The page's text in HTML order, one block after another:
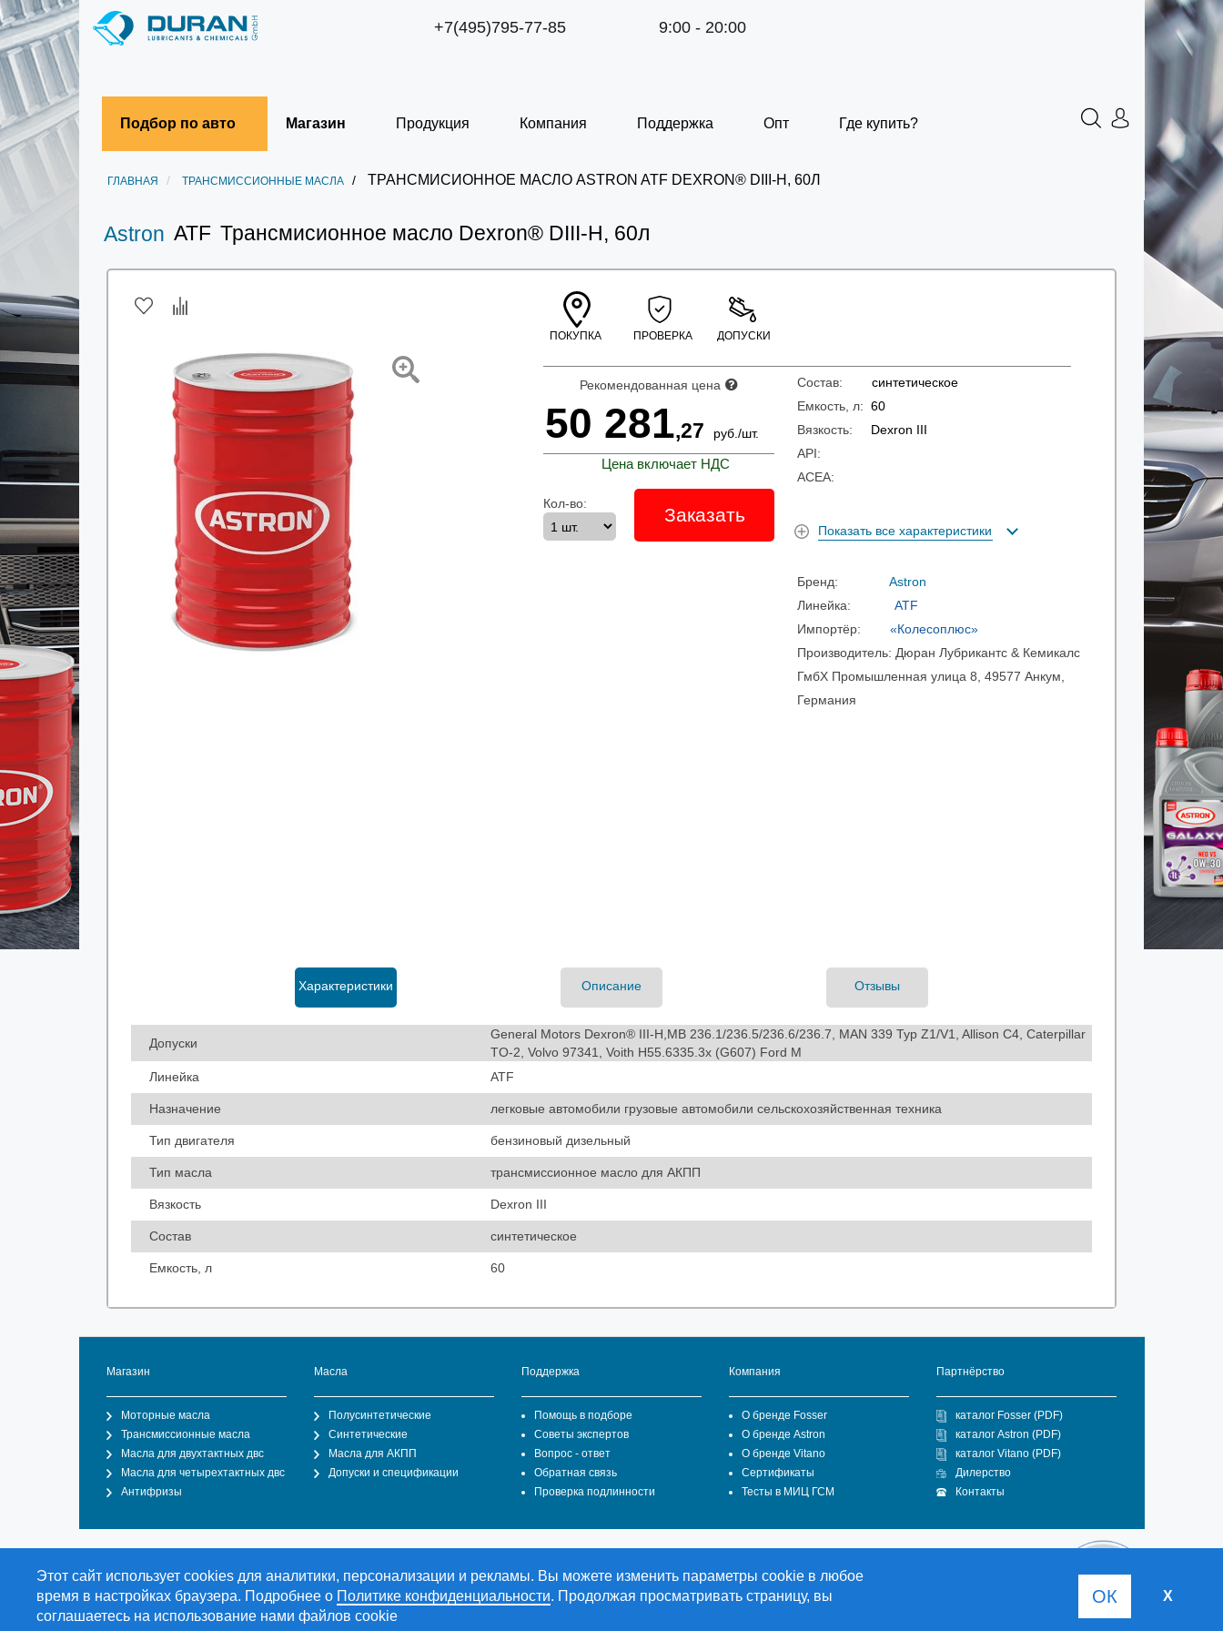
+7(495)795-77-85 9:00 - 20:00
Подбор по авто Магазин Продукция Компания Поддержка Опт Где купить?
ГЛАВНАЯ ТРАНСМИССИОННЫЕ МАСЛА ТРАНСМИСИОННОЕ МАСЛО ASTRON ATF DEXRON® DIII-H, 60Л
Astron ATF Трансмисионное масло Dexron® DIII-H, 60л
ПОКУПКА ПРОВЕРКА ДОПУСКИ
Рекомендованная цена
50 281,27 руб./шт.
Цена включает НДС
Кол-во:
Заказать
Состав:синтетическое
Емкость, л:60
Вязкость: Dexron III
API:
ACEA:
Бренд:Astron
Линейка:ATF
Импортёр:«Колесоплюс»
Производитель:Дюран Лубрикантс & Кемикалс
ГмбХ Промышленная улица 8, 49577 Анкум,
Германия
Показать все характеристики
Характеристики Описание Отзывы
Допуски
General Motors Dexron® III-H,MB 236.1/236.5/236.6/236.7, MAN 339 Typ Z1/V1, Allison C4, Caterpillar
TO-2, Volvo 97341, Voith H55.6335.3x (G607) Ford M
Линейка
ATF
Назначение легковые автомобили грузовые автомобили сельскохозяйственная техника
Тип двигателя бензиновый дизельный
Тип масла трансмиссионное масло для АКПП
Вязкость Dexron III
Состав синтетическое
Емкость, л 60
Магазин
Моторные масла
Трансмиссионные масла
Масла для двухтактных двс
Масла для четырехтактных двс
Антифризы
Масла
Полусинтетические
Синтетические
Масла для АКПП
Допуски и спецификации
Поддержка
Помощь в подборе
Советы экспертов
Вопрос - ответ
Обратная связь
Проверка подлинности
Компания
О бренде Fosser
О бренде Astron
О бренде Vitano
Сертификаты
Тесты в МИЦ ГСМ
Партнёрство
каталог Fosser (PDF)
каталог Astron (PDF)
каталог Vitano (PDF)
Дилерство
Контакты
торгового дома Duran Lubricants & Chemicals GmbH в Российской Федерации.
Этот сайт использует cookies для аналитики, персонализации и рекламы. Вы можете изменить параметры cookie в любое
время в настройках браузера. Подробнее о Политике конфиденциальности. Продолжая просматривать страницу, вы
соглашаетесь на использование нами файлов cookie
ОК X